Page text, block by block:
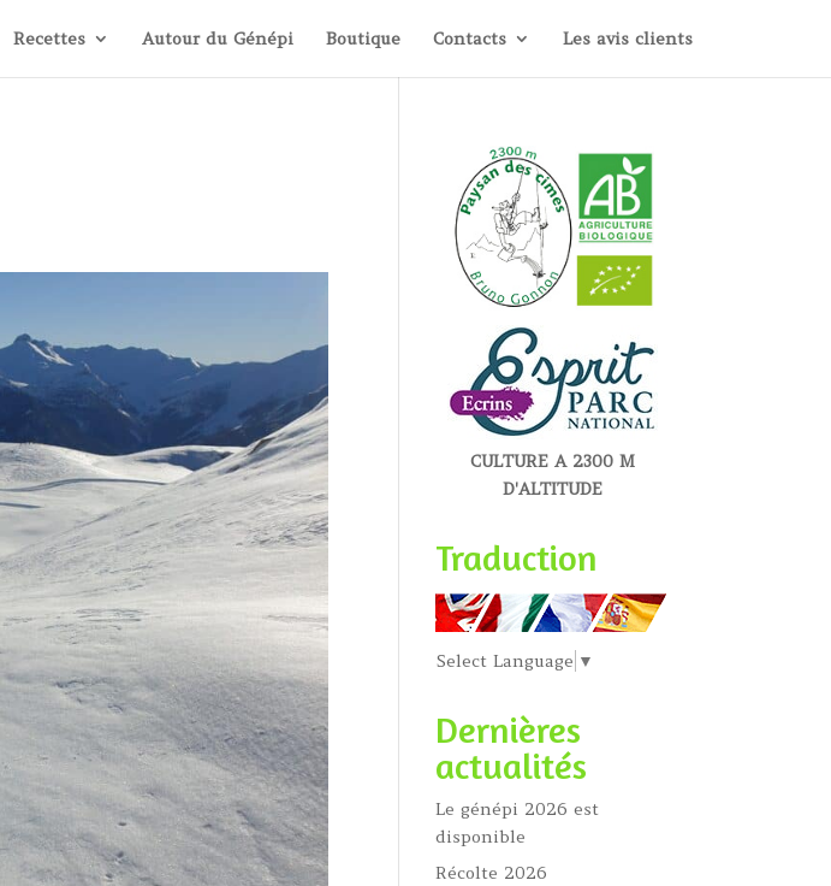
Recettes Autour du Génépi Boutique Contacts Les avis clients
CULTURE A 2300 M
D'ALTITUDE
Traduction
Select Language ▼
Dernières
actualités
Le génépi 2026 est
disponible
Récolte 2026